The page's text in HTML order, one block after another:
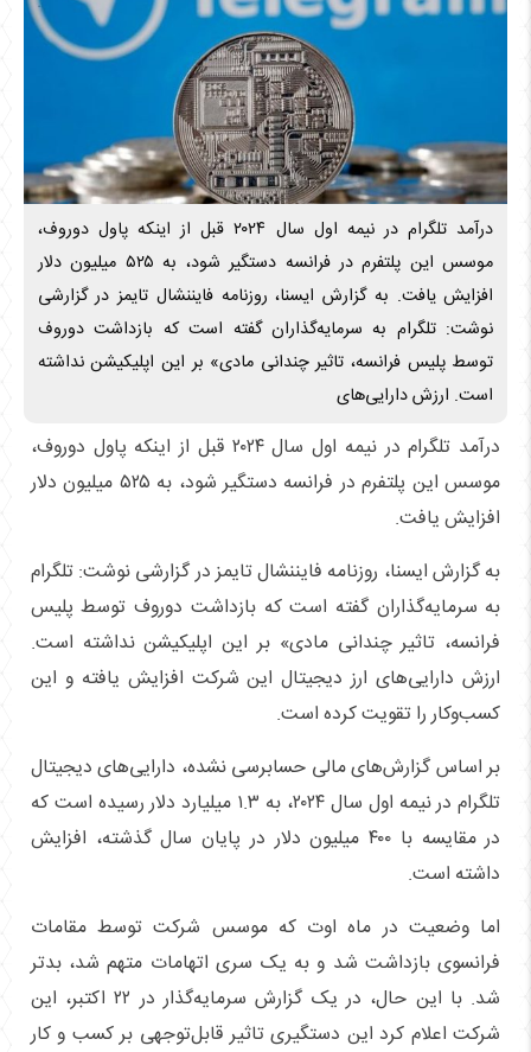
درآمد تلگرام در نیمه اول سال ۲۰۲۴ قبل از اینکه پاول دوروف،
موسس این پلتفرم در فرانسه دستگیر شود، به ۵۲۵ میلیون دلار
افزایش یافت. به گزارش ایسنا، روزنامه فایننشال تایمز در گزارشی
نوشت: تلگرام به سرمایه‌گذاران گفته است که بازداشت دوروف
توسط پلیس فرانسه، تاثیر چندانی مادی» بر این اپلیکیشن نداشته
است. ارزش دارایی‌های
درآمد تلگرام در نیمه اول سال ۲۰۲۴ قبل از اینکه پاول دوروف،
موسس این پلتفرم در فرانسه دستگیر شود، به ۵۲۵ میلیون دلار
افزایش یافت.
به گزارش ایسنا، روزنامه فایننشال تایمز در گزارشی نوشت: تلگرام
به سرمایه‌گذاران گفته است که بازداشت دوروف توسط پلیس
فرانسه، تاثیر چندانی مادی» بر این اپلیکیشن نداشته است.
ارزش دارایی‌های ارز دیجیتال این شرکت افزایش یافته و این
کسب‌وکار را تقویت کرده است.
بر اساس گزارش‌های مالی حسابرسی نشده، دارایی‌های دیجیتال
تلگرام در نیمه اول سال ۲۰۲۴، به ۱.۳ میلیارد دلار رسیده است که
در مقایسه با ۴۰۰ میلیون دلار در پایان سال گذشته، افزایش
داشته است.
اما وضعیت در ماه اوت که موسس شرکت توسط مقامات
فرانسوی بازداشت شد و به یک سری اتهامات متهم شد، بدتر
شد. با این حال، در یک گزارش سرمایه‌گذار در ۲۲ اکتبر، این
شرکت اعلام کرد این دستگیری تاثیر قابل‌توجهی بر کسب و کار